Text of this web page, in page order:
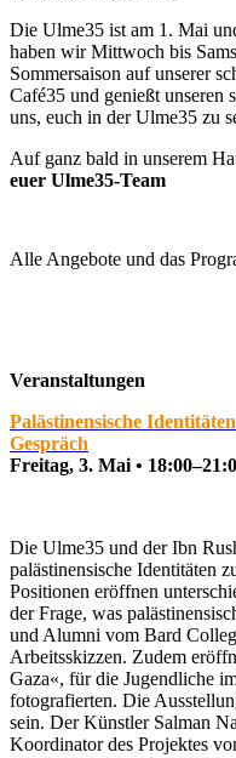
Die Ulme35 ist am 1. Mai
haben wir Mittwoch bis
Sommersaison auf unserer
Café35 und genießt unseren
uns, euch in der Ulme35 zu
Auf ganz bald in unserem
euer Ulme35-Team ­
Alle Angebote und das
Veranstaltungen
Palästinensische
Gespräch
Freitag, 3. Mai •
Die Ulme35 und der Ibn
palästinensische Identitäten
Positionen eröffnen
der Frage, was
und Alumni vom Bard
Arbeitsskizzen. Zudem
Gaza«, für die Jugendliche
fotografierten. Die
sein. Der Künstler Salman
Koordinator des Projektes